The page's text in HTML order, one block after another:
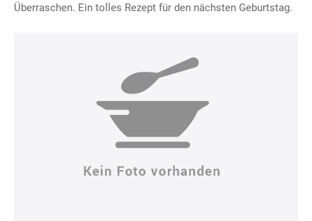
Überraschen. Ein tolles Rezept für den nächsten Geburtstag.